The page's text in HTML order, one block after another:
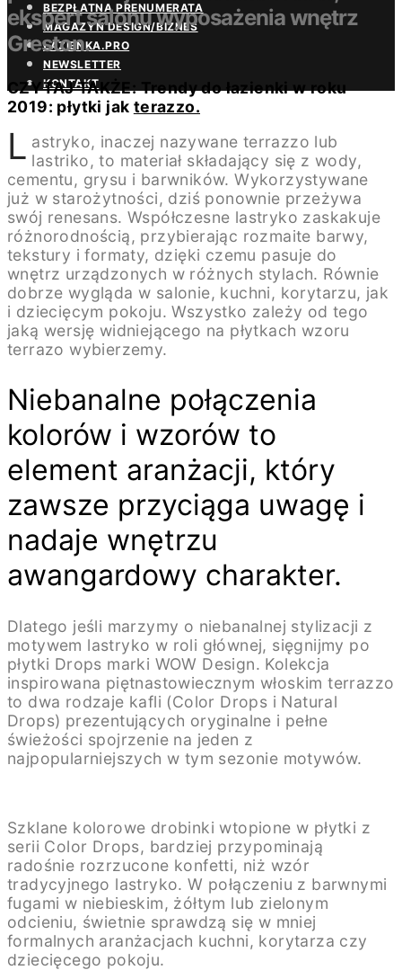
BEZPŁATNA PRENUMERATA
MAGAZYN DESIGN/BIZNES
ŁAZIENKA.PRO
NEWSLETTER
KONTAKT
ekspert salonu wyposażenia wnętrz
Greston.
CZYTAJ TAKŻE:Trendy do łazienki w roku
2019: płytki jak terazzo.
L astryko, inaczej nazywane terrazzo lub
lastriko, to materiał składający się z wody,
cementu, grysu i barwników. Wykorzystywane
już w starożytności, dziś ponownie przeżywa
swój renesans. Współczesne lastryko zaskakuje
różnorodnością, przybierając rozmaite barwy,
tekstury i formaty, dzięki czemu pasuje do
wnętrz urządzonych w różnych stylach. Równie
dobrze wygląda w salonie, kuchni, korytarzu, jak
i dziecięcym pokoju. Wszystko zależy od tego
jaką wersję widniejącego na płytkach wzoru
terrazo wybierzemy.
Niebanalne połączenia
kolorów i wzorów to
element aranżacji, który
zawsze przyciąga uwagę i
nadaje wnętrzu
awangardowy charakter.
Dlatego jeśli marzymy o niebanalnej stylizacji z
motywem lastryko w roli głównej, sięgnijmy po
płytki Drops marki WOW Design. Kolekcja
inspirowana piętnastowiecznym włoskim terrazzo
to dwa rodzaje kafli (Color Drops i Natural
Drops) prezentujących oryginalne i pełne
świeżości spojrzenie na jeden z
najpopularniejszych w tym sezonie motywów.
Szklane kolorowe drobinki wtopione w płytki z
serii Color Drops, bardziej przypominają
radośnie rozrzucone konfetti, niż wzór
tradycyjnego lastryko. W połączeniu z barwnymi
fugami w niebieskim, żółtym lub zielonym
odcieniu, świetnie sprawdzą się w mniej
formalnych aranżacjach kuchni, korytarza czy
dziecięcego pokoju.